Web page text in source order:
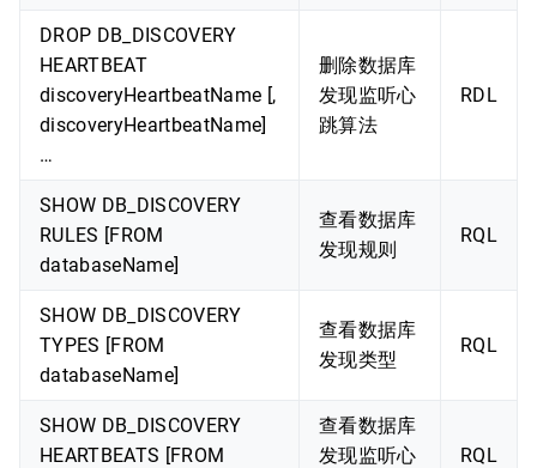
DROP DB_DISCOVERY
HEARTBEAT
discoveryHeartbeatName [,
discoveryHeartbeatName]
…
删除数据库
发现监听心
跳算法
RDL
SHOW DB_DISCOVERY
RULES [FROM
databaseName]
查看数据库
发现规则
RQL
SHOW DB_DISCOVERY
TYPES [FROM
databaseName]
查看数据库
发现类型
RQL
SHOW DB_DISCOVERY
HEARTBEATS [FROM
查看数据库
发现监听心
RQL